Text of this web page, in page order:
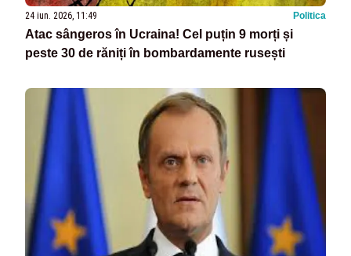
24 iun. 2026, 11:49 Politica
Atac sângeros în Ucraina! Cel puțin 9 morți și
peste 30 de răniți în bombardamente rusești